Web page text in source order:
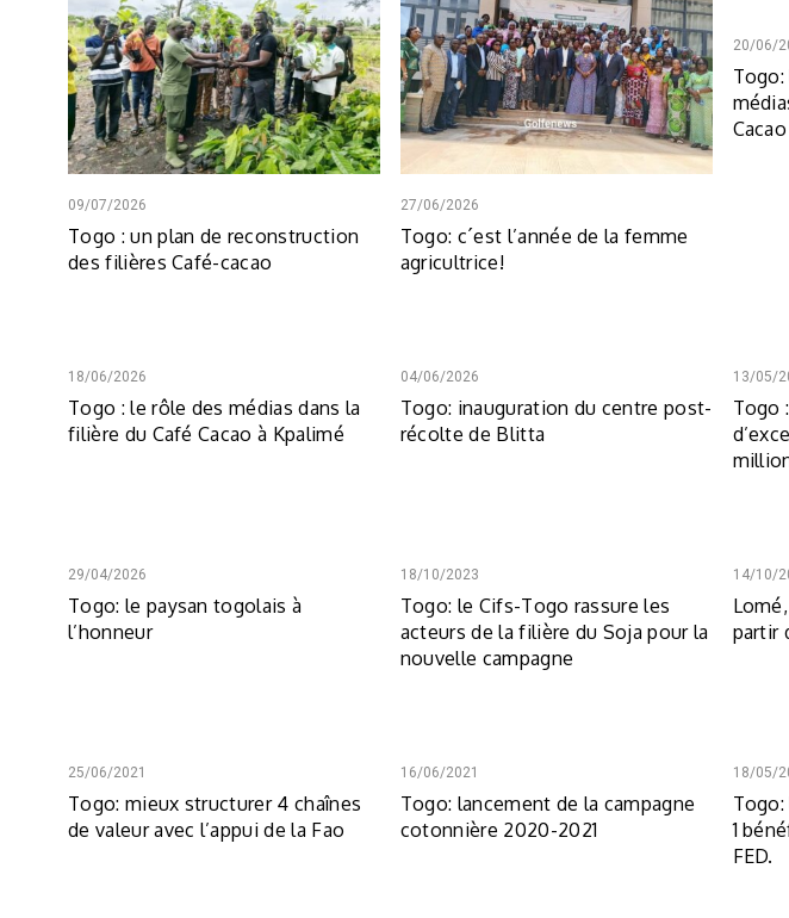
09/07/2026
Togo : un plan de reconstruction
des filières Café-cacao
27/06/2026
Togo: c´est l’année de la femme
agricultrice!
20/06/
Cacao
18/06/2026
Togo : le rôle des médias dans la
filière du Café Cacao à Kpalimé
04/06/2026
Togo: inauguration du centre post-
récolte de Blitta
13/05/
Togo
29/04/2026
Togo: le paysan togolais à
l’honneur
18/10/2023
Togo: le Cifs-Togo rassure les
acteurs de la filière du Soja pour la
nouvelle campagne
14/10/
partir
25/06/2021
Togo: mieux structurer 4 chaînes
de valeur avec l’appui de la Fao
16/06/2021
Togo: lancement de la campagne
cotonnière 2020-2021
18/05/
1
FED.